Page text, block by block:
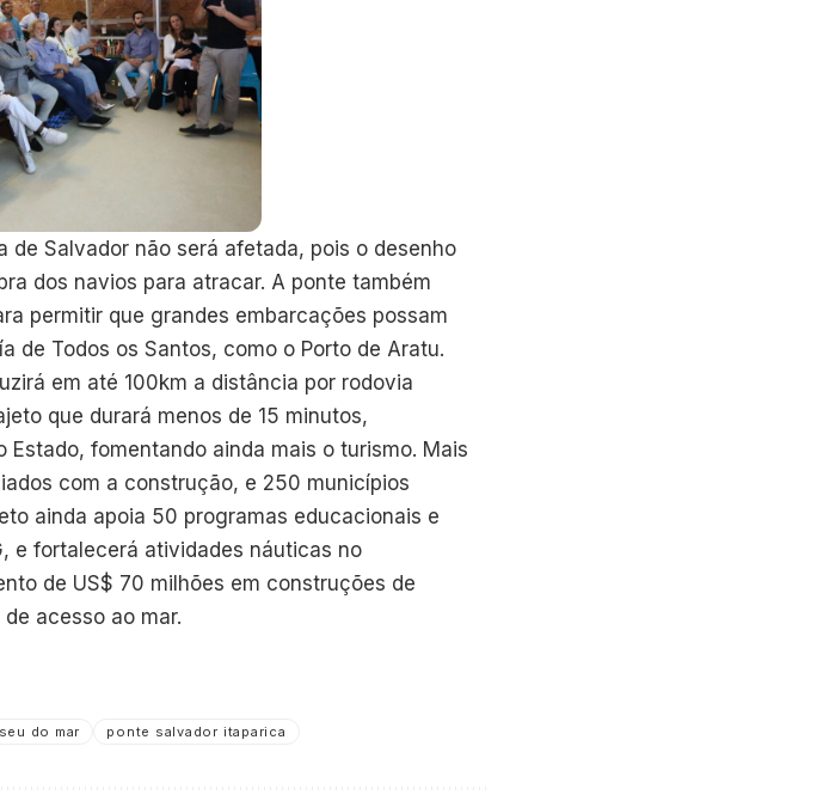
Salvador não será afetada, pois o desenho
dos navios para atracar. A ponte também
permitir que grandes embarcações possam
de Todos os Santos, como o Porto de Aratu.
em até 100km a distância por rodovia
que durará menos de 15 minutos,
fomentando ainda mais o turismo. Mais
com a construção, e 250 municípios
ainda apoia 50 programas educacionais e
e fortalecerá atividades náuticas no
de US$ 70 milhões em construções de
acesso ao mar.
do mar ponte salvador itaparica